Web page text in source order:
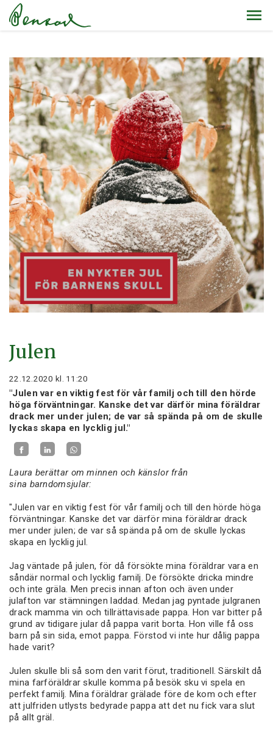
Julen
22.12.2020 kl. 11:20
"Julen var en viktig fest för vår familj och till den hörde
höga förväntningar. Kanske det var därför mina föräldrar
drack mer under julen; de var så spända på om de skulle
lyckas skapa en lycklig jul."
Laura berättar om minnen och känslor från
sina barndomsjular:
"Julen var en viktig fest för vår familj och till den hörde höga
förväntningar. Kanske det var därför mina föräldrar drack
mer under julen; de var så spända på om de skulle lyckas
skapa en lycklig jul.
Jag väntade på julen, för då försökte mina föräldrar vara en
såndär normal och lycklig familj. De försökte dricka mindre
och inte gräla. Men precis innan afton och även under
julafton var stämningen laddad. Medan jag pyntade julgranen
drack mamma vin och tillrättavisade pappa. Hon var bitter på
grund av tidigare jular då pappa varit borta. Hon ville få oss
barn på sin sida, emot pappa. Förstod vi inte hur dålig pappa
hade varit?
Julen skulle bli så som den varit förut, traditionell. Särskilt då
mina farföräldrar skulle komma på besök sku vi spela en
perfekt familj. Mina föräldrar grälade före de kom och efter
att julfriden utlysts bedyrade pappa att det nu fick vara slut
på allt gräl.